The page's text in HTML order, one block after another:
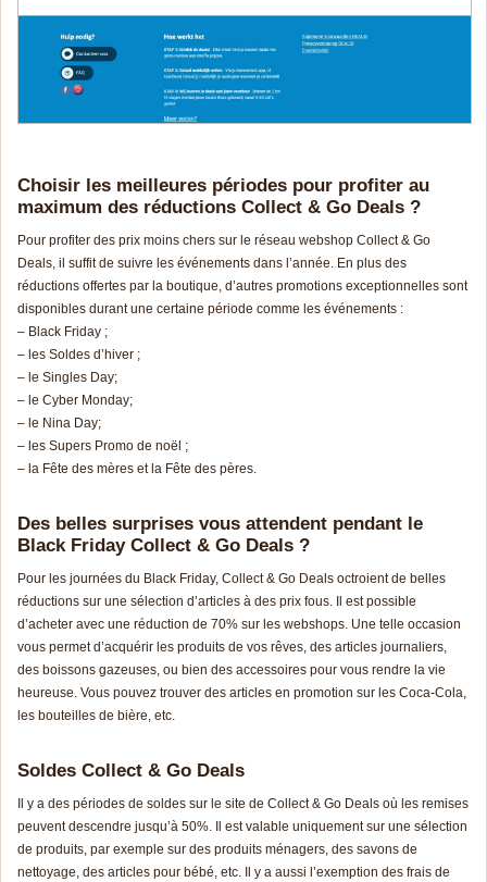
Choisir les meilleures périodes pour profiter au
maximum des réductions Collect & Go Deals ?
Pour profiter des prix moins chers sur le réseau webshop Collect & Go
Deals, il suffit de suivre les événements dans l’année. En plus des
réductions offertes par la boutique, d’autres promotions exceptionnelles sont
disponibles durant une certaine période comme les événements :
– Black Friday ;
– les Soldes d’hiver ;
– le Singles Day;
– le Cyber Monday;
– le Nina Day;
– les Supers Promo de noël ;
– la Fête des mères et la Fête des pères.
Des belles surprises vous attendent pendant le
Black Friday Collect & Go Deals ?
Pour les journées du Black Friday, Collect & Go Deals octroient de belles
réductions sur une sélection d’articles à des prix fous. Il est possible
d’acheter avec une réduction de 70% sur les webshops. Une telle occasion
vous permet d’acquérir les produits de vos rêves, des articles journaliers,
des boissons gazeuses, ou bien des accessoires pour vous rendre la vie
heureuse. Vous pouvez trouver des articles en promotion sur les Coca-Cola,
les bouteilles de bière, etc.
Soldes Collect & Go Deals
Il y a des périodes de soldes sur le site de Collect & Go Deals où les remises
peuvent descendre jusqu’à 50%. Il est valable uniquement sur une sélection
de produits, par exemple sur des produits ménagers, des savons de
nettoyage, des articles pour bébé, etc. Il y a aussi l’exemption des frais de